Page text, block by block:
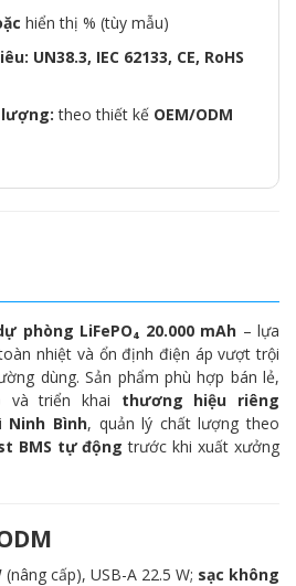
hiển thị % (tùy mẫu)
UN38.3, IEC 62133, CE, RoHS
theo thiết kế OEM/ODM
phòng LiFePO₄ 20.000 mAh – lựa
nhiệt và ổn định điện áp vượt trội
dùng. Sản phẩm phù hợp bán lẻ,
và triển khai thương hiệu riêng
Ninh Bình, quản lý chất lượng theo
BMS tự động trước khi xuất xưởng
(nâng cấp), USB-A 22.5 W; sạc không